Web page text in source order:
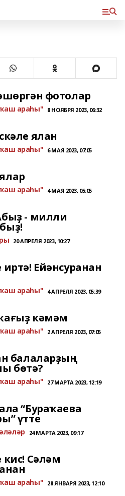
фотолар
араһы" 8 НОЯБРЯ 2023, 06:32
ялан
араһы" 6 МАЯ 2023, 07:05
араһы" 4 МАЯ 2023, 05:05
- милли
20 АПРЕЛЯ 2023, 10:27
Ейәнсуранан
араһы" 4 АПРЕЛЯ 2023, 05:39
кәмәм
араһы" 2 АПРЕЛЯ 2023, 07:05
балаларҙың
бөтә?
араһы" 27 МАРТА 2023, 12:19
“Бураҡаева
үтте
24 МАРТА 2023, 09:17
кис! Сәләм
араһы" 28 ЯНВАРЯ 2023, 12:10